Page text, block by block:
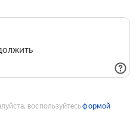
воспользуйтесьформой